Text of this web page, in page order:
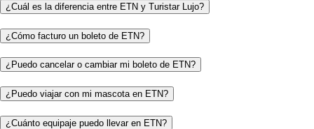
¿Cuál es la diferencia entre ETN y Turistar Lujo?
¿Cómo facturo un boleto de ETN?
¿Puedo cancelar o cambiar mi boleto de ETN?
¿Puedo viajar con mi mascota en ETN?
¿Cuánto equipaje puedo llevar en ETN?